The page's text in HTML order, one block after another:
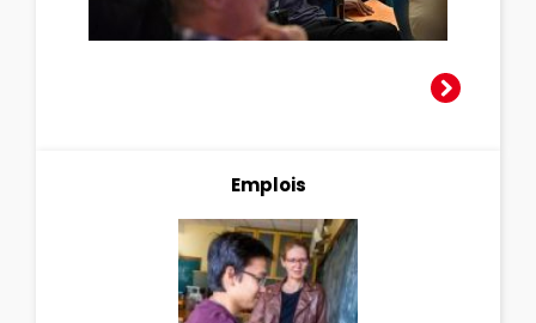
Emplois